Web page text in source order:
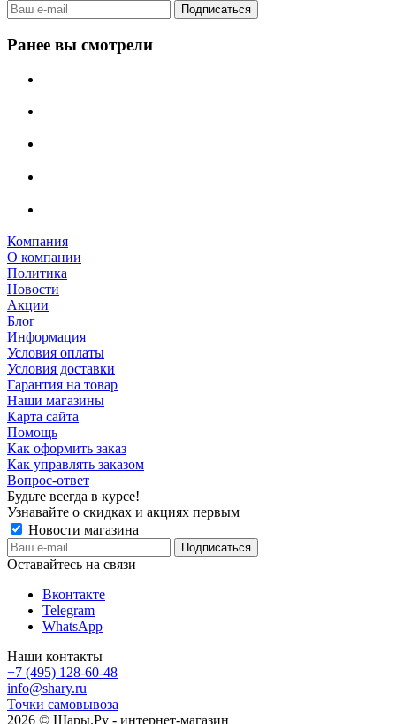
Ранее вы смотрели
Компания
О компании
Политика
Новости
Акции
Блог
Информация
Условия оплаты
Условия доставки
Гарантия на товар
Наши магазины
Карта сайта
Помощь
Как оформить заказ
Как управлять заказом
Вопрос-ответ
Будьте всегда в курсе!
Узнавайте о скидках и акциях первым
Новости магазина
Оставайтесь на связи
Вконтакте
Telegram
WhatsApp
Наши контакты
+7 (495) 128-60-48
info@shary.ru
Точки самовывоза
2026 © Шары.Ру - интернет-магазин